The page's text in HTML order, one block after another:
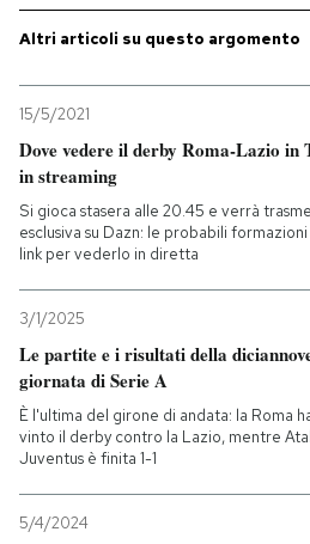
I MIEI PREFERITI
SHOP
CALENDARIO
AREA PERSONALE
Entra
Altri articoli su questo argomento
15/5/2021
Dove vedere il derby Roma-Lazio in
in streaming
Si gioca stasera alle 20.45 e verrà
esclusiva su Dazn: le probabili formazioni
link per vederlo in diretta
3/1/2025
Le partite e i risultati della
giornata di Serie A
È l'ultima del girone di andata: la Roma
vinto il derby contro la Lazio, mentre
Juventus è finita 1-1
5/4/2024